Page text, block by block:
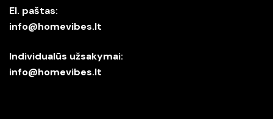
El. paštas:
info@homevibes.lt
Individualūs užsakymai:
info@homevibes.lt